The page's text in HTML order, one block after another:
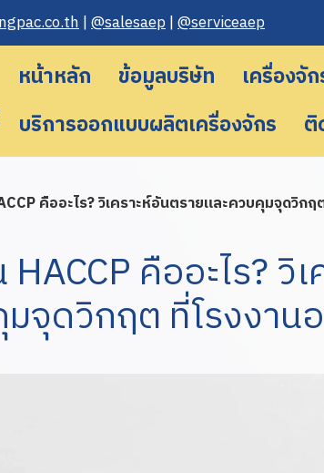
gpac.co.th|@salesaep|@serviceaep
หน้าหลัก ข้อมูลบริษัท เครื่องจั
บริการออกแบบผลิตเครื่องจักร
ติ
คืออะไร? วิเคราะห์อันตรายและควบคุมจุดวิก
คืออะไร? วิ
จุดวิกฤต ที่โรงงาน